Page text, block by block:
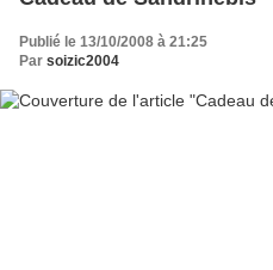
Publié le 13/10/2008 à 21:25
Par soizic2004